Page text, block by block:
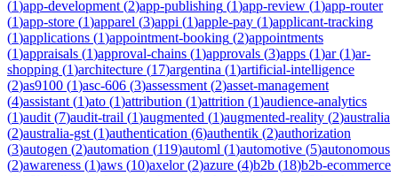
(1)app-development (2)app-publishing (1)app-review (1)app-router
(1)app-store (1)apparel (3)appi (1)apple-pay (1)applicant-tracking
(1)applications (1)appointment-booking (2)appointments
(1)appraisals (1)approval-chains (1)approvals (3)apps (1)ar(1)ar-
shopping (1)architecture (17)argentina (1)artificial-intelligence
(2)as9100 (1)asc-606 (3)assessment (2)asset-management
(4)assistant (1)ato (1)attribution (1)attrition (1)audience-analytics
(1)audit (7)audit-trail (1)augmented (1)augmented-reality (2)australia
(2)australia-gst (1)authentication (6)authentik (2)authorization
(3)autogen (2)automation (119)automl (1)automotive (5)autonomous
(2)awareness (1)aws (10)axelor(2)azure (4)b2b (18)b2b-ecommerce